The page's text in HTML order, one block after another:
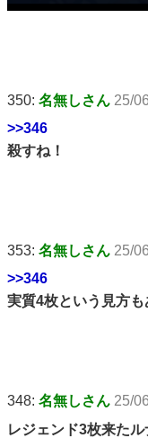
350: 名無しさん 25/
>>346
殺すね！
353: 名無しさん 25/
>>346
実質4枚という見方も
348: 名無しさん 25/
レジェンド3枚来たル